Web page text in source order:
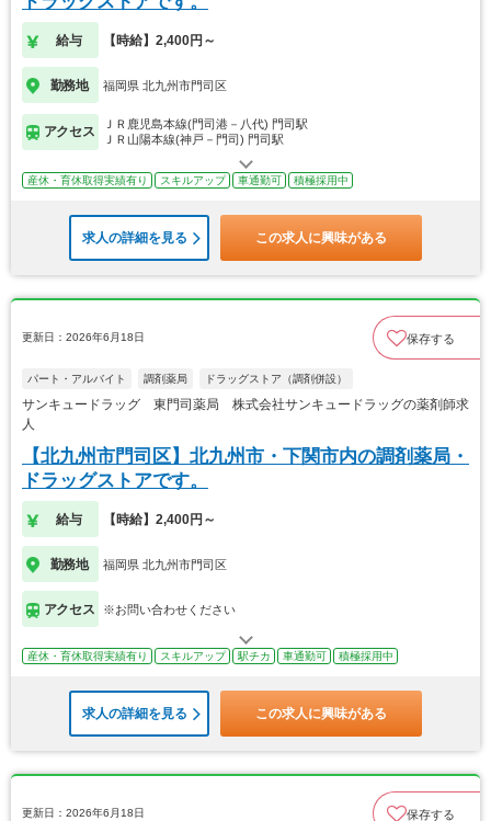
給与 【時給】2,400円～
勤務地 福岡県 北九州市門司区
アクセス
ＪＲ鹿児島本線(門司港－八代) 門司駅
ＪＲ山陽本線(神戸－門司) 門司駅
産休・育休取得実績有り スキルアップ 車通勤可 積極採用中
求人の詳細を見る この求人に興味がある
更新日：2026年6月18日 保存する
パート・アルバイト 調剤薬局 ドラッグストア（調剤併設）
サンキュードラッグ 東門司薬局 株式会社サンキュードラッグの薬剤師求
人
【北九州市門司区】北九州市・下関市内の調剤薬局・
ドラッグストアです。
給与 【時給】2,400円～
勤務地 福岡県 北九州市門司区
アクセス ※お問い合わせください
産休・育休取得実績有り スキルアップ 駅チカ 車通勤可 積極採用中
求人の詳細を見る この求人に興味がある
更新日：2026年6月18日 保存する